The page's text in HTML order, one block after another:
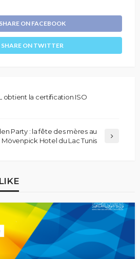
SHARE ON FACEBOOK
SHARE ON TWITTER
obtient la certification ISO
Party : la fête des mères au
Mövenpick Hotel du Lac Tunis